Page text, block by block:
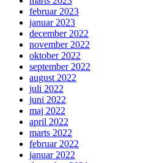
februar 2023
januar 2023
december 2022
november 2022
oktober 2022
september 2022
august 2022
juli 2022
juni 2022
maj 2022
april 2022
marts 2022
februar 2022
januar 2022